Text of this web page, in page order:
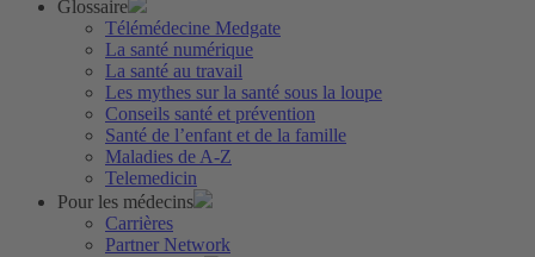
Glossaire
Télémédecine Medgate
La santé numérique
La santé au travail
Les mythes sur la santé sous la loupe
Conseils santé et prévention
Santé de l’enfant et de la famille
Maladies de A-Z
Telemedicin
Pour les médecins
Carrières
Partner Network